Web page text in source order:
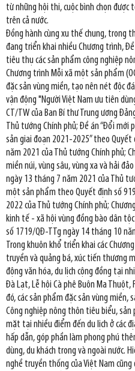
từ những hội thi, cuộc bình chọn được
trên cả nước.
Đồng hành cùng xu thế chung, trong
đang triển khai nhiều Chương trình,
tiêu thụ các sản phẩm công nghiệp
Chương trình Mỗi xã một sản phẩm
đặc sản vùng miền, tạo nên nét độc
vận động "Người Việt Nam ưu tiên
CT/TW của Ban Bí thư Trung ương
Thủ tướng Chính phủ; Đề án “Đổi
sản giai đoạn 2021-2025” theo
năm 2021 của Thủ tướng Chính phủ;
miền núi, vùng sâu, vùng xa và hải
ngày 13 tháng 7 năm 2021 của Thủ
một sản phẩm theo Quyết định số
2022 của Thủ tướng Chính phủ;
kinh tế - xã hội vùng đồng bào dân
số 1719/QĐ-TTg ngày 14 tháng 10
Trong khuôn khổ triển khai các
truyền và quảng bá, xúc tiến thương
động văn hóa, du lịch cộng đồng tại
Đà Lạt, Lễ hội Cà phê Buôn Ma Thuột,
đó, các sản phẩm đặc sản vùng miền,
Công nghiệp nông thôn tiêu biểu, sản
mặt tại nhiều điểm đến du lịch ở các
hấp dẫn, góp phần làm phong phú
dùng, du khách trong và ngoài nước.
nghề truyền thống của Việt Nam